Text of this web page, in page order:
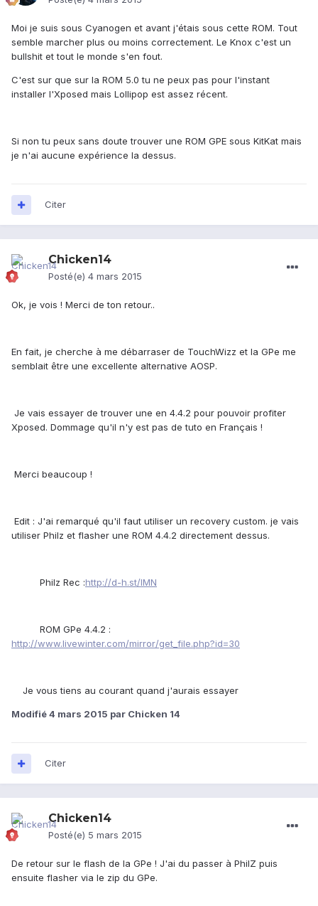
Moi je suis sous Cyanogen et avant j'étais sous cette ROM. Tout
semble marcher plus ou moins correctement. Le Knox c'est un
bullshit et tout le monde s'en fout.
C'est sur que sur la ROM 5.0 tu ne peux pas pour l'instant
installer l'Xposed mais Lollipop est assez récent.
Si non tu peux sans doute trouver une ROM GPE sous KitKat mais
je n'ai aucune expérience la dessus.
Citer
Chicken14
Posté(e) 4 mars 2015
Ok, je vois ! Merci de ton retour..
En fait, je cherche à me débarraser de TouchWizz et la GPe me
semblait être une excellente alternative AOSP.
Je vais essayer de trouver une en 4.4.2 pour pouvoir profiter
Xposed. Dommage qu'il n'y est pas de tuto en Français !
Merci beaucoup !
Edit : J'ai remarqué qu'il faut utiliser un recovery custom. je vais
utiliser Philz et flasher une ROM 4.4.2 directement dessus.
Philz Rec :http://d-h.st/lMN
ROM GPe 4.4.2 :
http://www.livewinter.com/mirror/get_file.php?id=30
Je vous tiens au courant quand j'aurais essayer
Modifié4 mars 2015 par Chicken 14
Citer
Chicken14
Posté(e) 5 mars 2015
De retour sur le flash de la GPe ! J'ai du passer à PhilZ puis
ensuite flasher via le zip du GPe.